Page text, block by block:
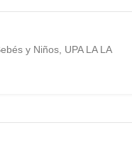
y Niños UPA LA LA